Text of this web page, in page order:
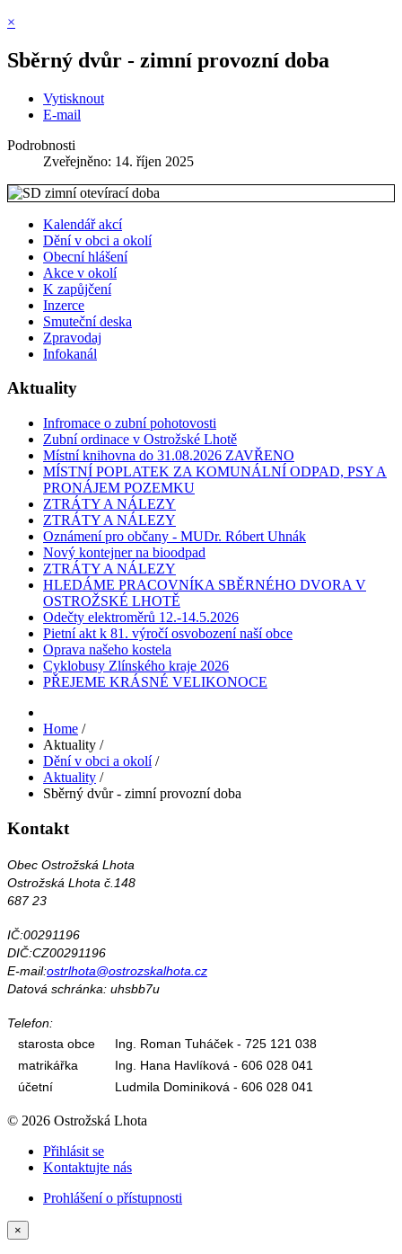
×
Sběrný dvůr - zimní provozní doba
Vytisknout
E-mail
Podrobnosti
Zveřejněno: 14. říjen 2025
Kalendář akcí
Dění v obci a okolí
Obecní hlášení
Akce v okolí
K zapůjčení
Inzerce
Smuteční deska
Zpravodaj
Infokanál
Aktuality
Infromace o zubní pohotovosti
Zubní ordinace v Ostrožské Lhotě
Místní knihovna do 31.08.2026 ZAVŘENO
MÍSTNÍ POPLATEK ZA KOMUNÁLNÍ ODPAD, PSY A
PRONÁJEM POZEMKU
ZTRÁTY A NÁLEZY
ZTRÁTY A NÁLEZY
Oznámení pro občany - MUDr. Róbert Uhnák
Nový kontejner na bioodpad
ZTRÁTY A NÁLEZY
HLEDÁME PRACOVNÍKA SBĚRNÉHO DVORA V
OSTROŽSKÉ LHOTĚ
Odečty elektroměrů 12.-14.5.2026
Pietní akt k 81. výročí osvobození naší obce
Oprava našeho kostela
Cyklobusy Zlínského kraje 2026
PŘEJEME KRÁSNÉ VELIKONOCE
Home /
Aktuality /
Dění v obci a okolí /
Aktuality /
Sběrný dvůr - zimní provozní doba
Kontakt
Obec Ostrožská Lhota
Ostrožská Lhota č.148
687 23
IČ:00291196
DIČ:CZ00291196
E-mail:ostrlhota@ostrozskalhota.cz
Datová schránka: uhsbb7u
Telefon:
starosta obce
Ing. Roman Tuháček - 725 121 038
matrikářka
Ing. Hana Havlíková - 606 028 041
účetní
Ludmila Dominiková - 606 028 041
© 2026 Ostrožská Lhota
Přihlásit se
Kontaktujte nás
Prohlášení o přístupnosti
×